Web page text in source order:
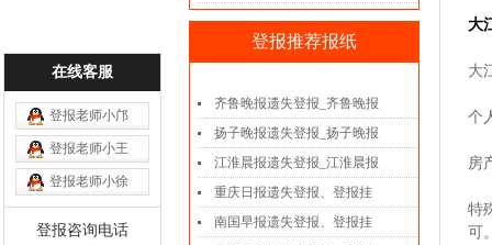
大
大
个
房
特
可
登报推荐报纸
齐鲁晚报遗失登报_齐鲁晚报
扬子晚报遗失登报_扬子晚报
江淮晨报遗失登报_江淮晨报
重庆日报遗失登报、登报挂
南国早报遗失登报、登报挂
在线客服
登报老师小邝
登报老师小王
登报老师小徐
登报咨询电话